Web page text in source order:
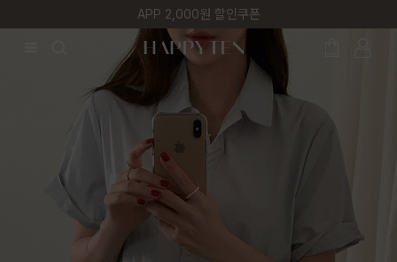
매주 리뷰어 최대 1만원 쿠폰